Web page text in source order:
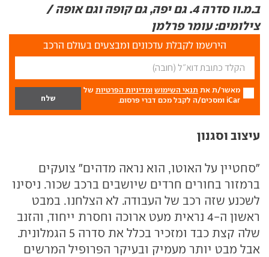
ב.מ.וו סדרה 4. גם יפה, גם קופה וגם אופה /
צילומים: עומר פרלמן
הירשמו לקבלת עדכונים ומבצעים בעולם הרכב
מאשר/ת את תנאי השימוש ומדיניות הפרטיות של
iCar ומסכים/ה לקבל מכם דברי פרסום.
עיצוב וסגנון
"סחטיין על האוטו, הוא נראה מדהים" צועקים
ברמזור בחורים חרדים שיושבים ברכב שכור. ניסינו
לשכנע שזה רכב של העבודה. לא הצלחנו. במבט
ראשון ה-4 נראית מעט ארוכה וחסרת ייחוד, והזנב
שלה קצת כבד ומזכיר בכלל את סדרה 5 הגמלונית.
אבל מבט יותר מעמיק ובעיקר הפרופיל המרשים